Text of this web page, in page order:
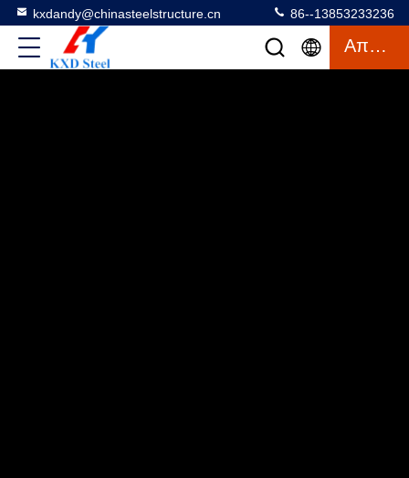
kxdandy@chinasteelstructure.cn 86--13853233236
Απόσπασμα